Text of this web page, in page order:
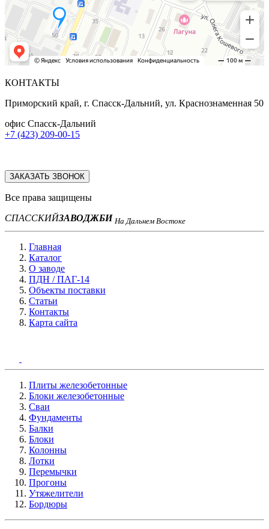
КОНТАКТЫ
Приморский край, г. Спасск-Дальний, ул. Краснознаменная 50
офис Спасск-Дальний
+7 (423) 209-00-15
ЗАКАЗАТЬ ЗВОНОК
Все права защищены
СПАССКИЙЗАВОДЖБИ На Дальнем Востоке
Главная
Каталог
О заводе
ПДН / ПАГ-14
Объекты поставки
Статьи
Контакты
Карта сайта
Плиты железобетонные
Блоки железобетонные
Сваи
Фундаменты
Балки
Блоки
Колонны
Лотки
Перемычки
Прогоны
Утяжелители
Бордюры